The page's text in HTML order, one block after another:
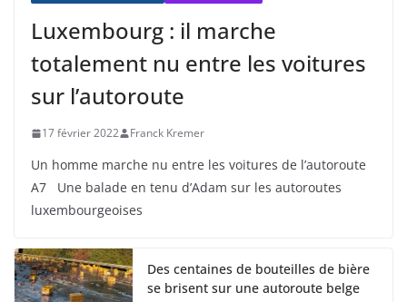
Luxembourg : il marche
totalement nu entre les voitures
sur l’autoroute
17 février 2022 Franck Kremer
Un homme marche nu entre les voitures de l’autoroute
A7 Une balade en tenu d’Adam sur les autoroutes
luxembourgeoises
Des centaines de bouteilles de bière
se brisent sur une autoroute belge